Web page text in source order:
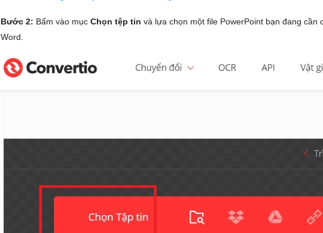
Bước 2: Bấm vào mục Chọn tệp tin và lựa chọn một file PowerPoint bạn đang cần
Word.